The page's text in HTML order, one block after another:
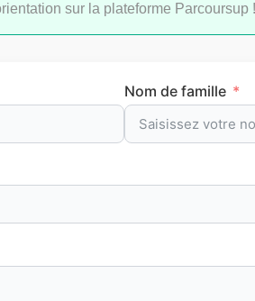
sur
Le
prépas
sur la plateforme Parcoursup !
Nom de famille